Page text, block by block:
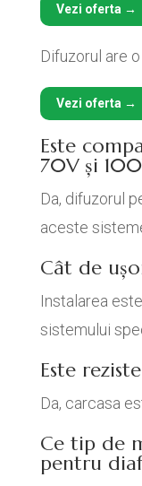
Vezi oferta →
Difuzorul are
Vezi oferta →
Este
70V și
Da, difuzorul
aceste
Cât de
Instalarea
sistemului
Este
Da, carcasa
Ce tip de
pentru